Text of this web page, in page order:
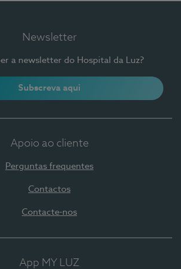
Newsletter
a newsletter do Hospital da Luz?
Subscreva aqui
Apoio ao cliente
Perguntas frequentes
Contactos
Contacte-nos
App MY LUZ